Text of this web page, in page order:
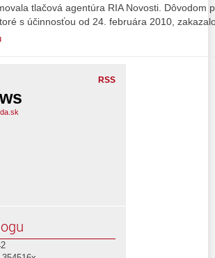
tlačová agentúra RIA Novosti. Dôvodom
s účinnosťou od 24. februára 2010,
RSS